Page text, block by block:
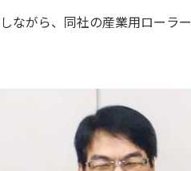
ながら、同社の産業用ローラ